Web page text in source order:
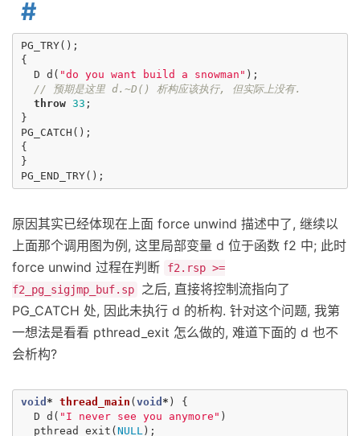
PG_TRY();
{
D d ( "do you want build a snowman" );
// 预期是这里 d.~D() 析构应该执行, 但实际上没有.
throw 33 ;
}
PG_CATCH ();
{
}
PG_END_TRY();
原因其实已经体现在上面 force unwind 描述中了, 继续以
上面那个调用图为例, 这里局部变量 d 位于函数 f2 中; 此时
force unwind 过程在判断
f2.rsp >=
f2_pg_sigjmp_buf.sp
之后, 直接将控制流指向了
PG_CATCH 处, 因此未执行 d 的析构. 针对这个问题, 我第
一想法是看看 pthread_exit 怎么做的, 难道下面的 d 也不
会析构?
void * thread_main ( void * )
{
D d ( "I never see you anymore" )
pthread_exit ( NULL );